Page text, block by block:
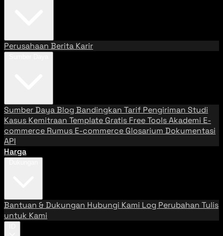
Perusahaan Berita Karir
Sumber DayaBlog Bandingkan Tarif Pengiriman Studi
Kasus Kemitraan Template Gratis Free ToolsAkademi E-
commerce Rumus E-commerce Glosarium Dokumentasi
API
Harga
Bantuan & Dukungan Hubungi Kami Log Perubahan Tulis
untuk Kami